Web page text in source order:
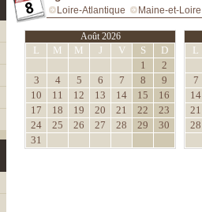
Loire-Atlantique Maine-et-Loire
Août 2026
L M M J V S
D
1
2
3
4 5 6 7 8
9
10
11 12 13 14 15
16
17
18 19 20 21 22
23
24
25 26 27 28 29
30
31
L
7
14
21
28